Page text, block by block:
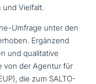
und Vielfalt.
Umfrage unter den
Ergänzend
und qua­li­ta­ti­ve
von der Agentur für
die zum SALTO-